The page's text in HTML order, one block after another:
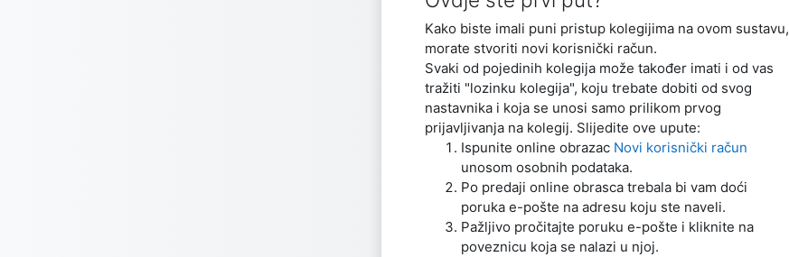
Kako biste imali puni pristup kolegijima na ovom sustavu,
morate stvoriti novi korisnički račun.
Svaki od pojedinih kolegija može također imati i od vas
tražiti "lozinku kolegija", koju trebate dobiti od svog
nastavnika i koja se unosi samo prilikom prvog
prijavljivanja na kolegij. Slijedite ove upute:
Ispunite online obrazac Novi korisnički račun
unosom osobnih podataka.
Po predaji online obrasca trebala bi vam doći
poruka e-pošte na adresu koju ste naveli.
Pažljivo pročitajte poruku e-pošte i kliknite na
poveznicu koja se nalazi u njoj.